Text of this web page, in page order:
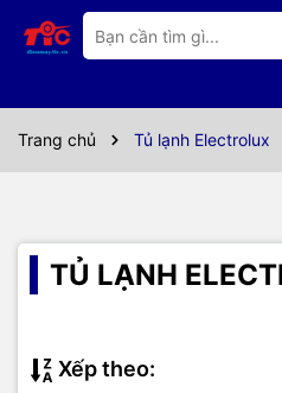
Trang chủ Tủ lạnh Electrolux
TỦ LẠNH
Xếp theo: